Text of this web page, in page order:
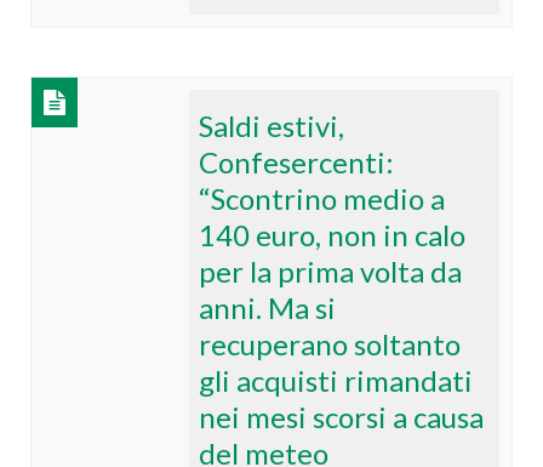
Saldi estivi,
Confesercenti:
“Scontrino medio a
140 euro, non in calo
per la prima volta da
anni. Ma si
recuperano soltanto
gli acquisti rimandati
nei mesi scorsi a causa
del meteo